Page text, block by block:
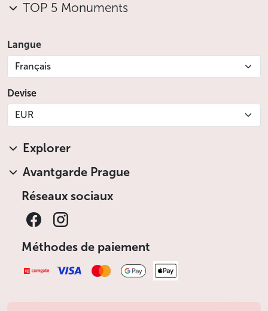
TOP 5 Monuments
Langue
Français
Devise
EUR
Explorer
Avantgarde Prague
Réseaux sociaux
Méthodes de paiement